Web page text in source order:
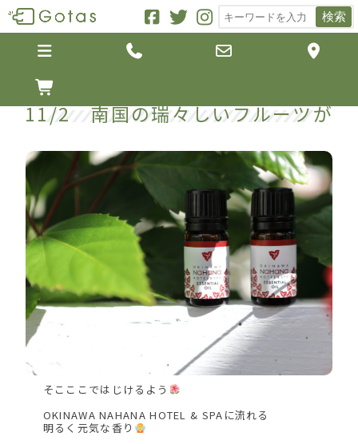
検索
   

11/2 南国の瑞々しいフルーツが
そこここではじけるよう
OKINAWA NAHANA HOTEL & SPAに流れる
明るく元気な香り